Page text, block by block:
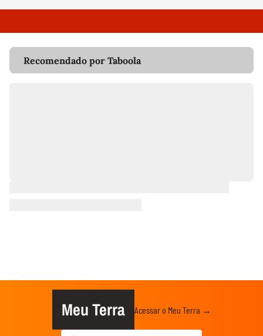
Recomendado por Taboola
Meu Terra Acessar o Meu Terra →